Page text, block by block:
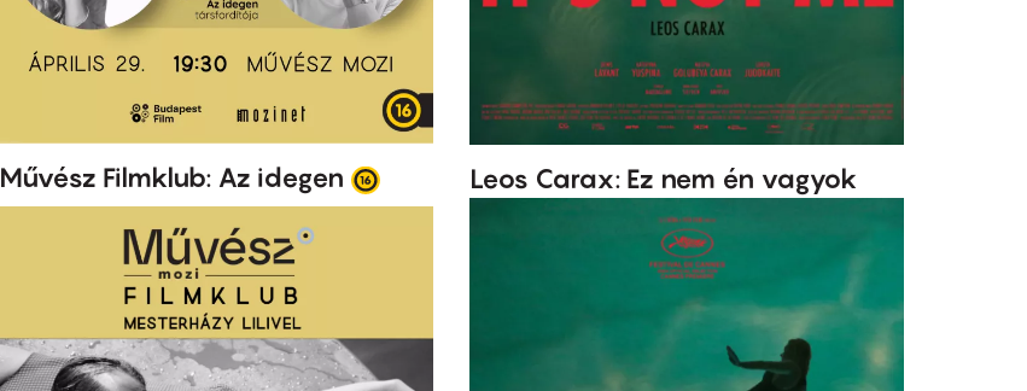
Művész Filmklub: Az idegen Leos Carax: Ez nem én vagyok